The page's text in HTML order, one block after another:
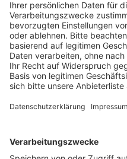
Veröffentlicht:Sonntag,
Anzeige
Nach wenigen Metern
Auto zusammen,
Atemalkoholtest ergab
musste seinen